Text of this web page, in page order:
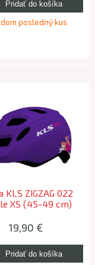
posledný kus
KLS ZIGZAG 022
XS (45-49 cm)
19,90 €